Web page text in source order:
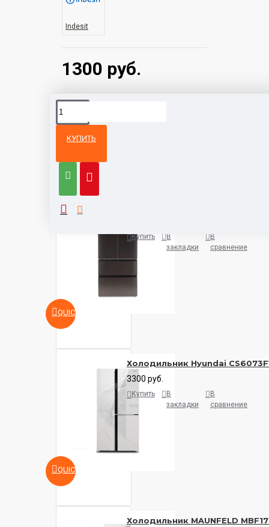
1300 руб.
Indesit
КУПИТЬ
категории
QUICKVIEW
Купить
В
закладки
В
сравнение
QUICKVIEW
Холодильник Hyundai
3300 руб.
Купить
В
закладки
В
сравнение
Холодильник MAUNFELD